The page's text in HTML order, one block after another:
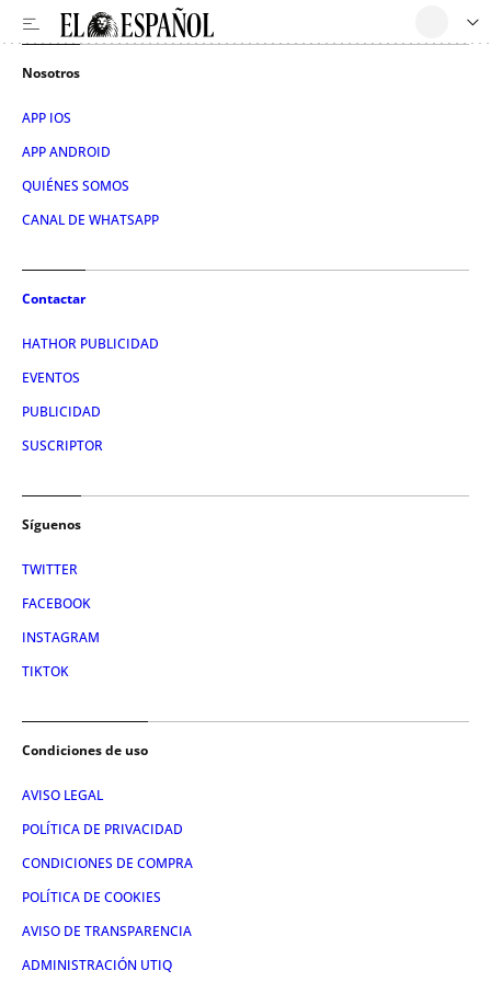
Nosotros
APP IOS
APP ANDROID
QUIÉNES SOMOS
CANAL DE WHATSAPP
Contactar
HATHOR PUBLICIDAD
EVENTOS
PUBLICIDAD
SUSCRIPTOR
Síguenos
TWITTER
FACEBOOK
INSTAGRAM
TIKTOK
Condiciones de uso
AVISO LEGAL
POLÍTICA DE PRIVACIDAD
CONDICIONES DE COMPRA
POLÍTICA DE COOKIES
AVISO DE TRANSPARENCIA
ADMINISTRACIÓN UTIQ